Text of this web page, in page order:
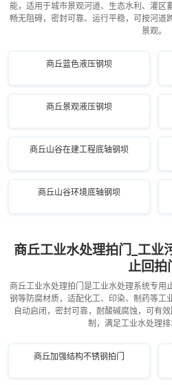
能，适用于城市景观河道、生态水利、灌区
畅无阻碍，密封可靠、运行平稳，可按河道
景观。
商丘蓝色液压钢坝
商丘景观液压钢坝
商丘山谷在建工程底轴钢坝
商丘山谷环境底轴钢坝
商丘工业水处理拍门_工业
止回拍
商丘工业水处理拍门是工业水处理系统专用
钢等防腐材质，适配化工、印染、制药等工
自动启闭，密封可靠，耐酸碱腐蚀，可有
制，满足工业水处理排
商丘加强结构不锈钢拍门